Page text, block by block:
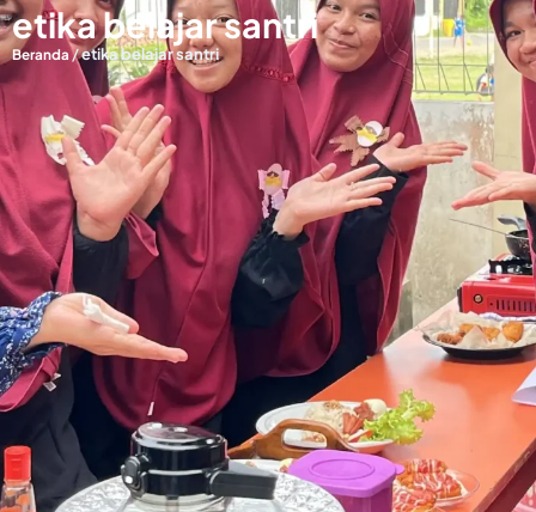
etika belajar santri
Beranda/etika belajar santri